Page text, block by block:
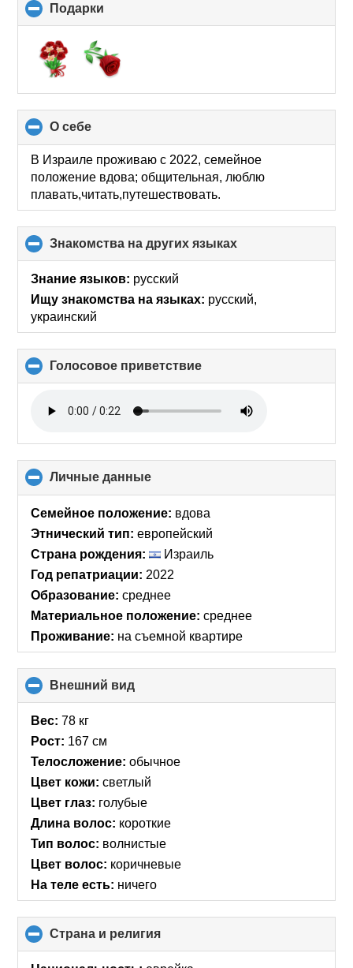
Подарки
to
contents
О себе
to
collapse
contents
В Израиле проживаю с 2022, семейное
положение вдова; общительная, люблю
плавать,читать,путешествовать.
Знакомства на других языках
to
contents
Знание языков: русский
Ищу знакомства на языках: русский,
украинский
Голосовое приветствие
to
contents
Личные данные
to
collapse
contents
Семейное положение: вдова
Этнический тип: европейский
Страна рождения:
Израиль
Год репатриации: 2022
Образование: среднее
Материальное положение: среднее
Проживание: на съемной квартире
Внешний вид
to
Вес: 78 кг
Рост: 167 см
Телосложение: обычное
Цвет кожи: светлый
Цвет глаз: голубые
Длина волос: короткие
Тип волос: волнистые
Цвет волос: коричневые
На теле есть: ничего
Страна и религия
to